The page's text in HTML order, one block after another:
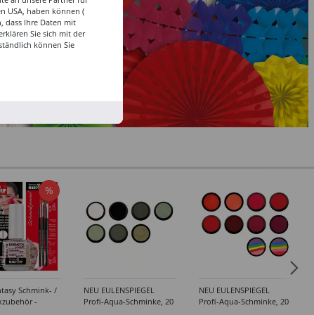
%
Schmink- /
-
NEU EULENSPIEGEL
Profi-Aqua-Schminke, 20
NEU EULENSPIEGEL
Profi-Aqua-Schminke, 20
USA, haben können (
dass Ihre Daten mit
Sie sich mit der
können Sie